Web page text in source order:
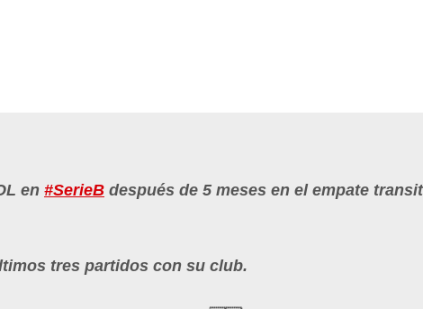
en #SerieB después de 5 meses en el empate
tres partidos con su club.